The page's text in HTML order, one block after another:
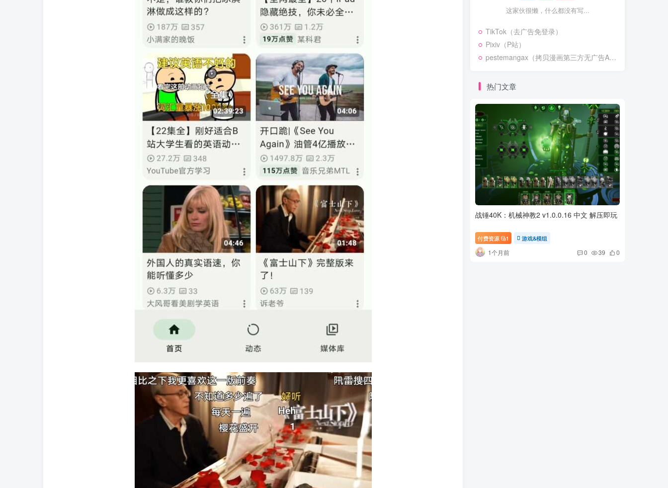
这家伙很懒，什么都没有写...
TikTok（去广告免登录）
Pixiv（P站）
pestemangax（拷贝漫画第三方无广告APP）
热门文章
战锤40K：机械神教2 v1.0.0.16 中文 解压即玩
付费资源 1 游戏&模组
1个月前 0 39 0